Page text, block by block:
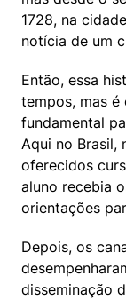
1728, na
notícia de um
Então, essa
tempos, mas
fundamental
Aqui no Brasil,
oferecidos
aluno recebia
orientações
Depois, os
disseminação